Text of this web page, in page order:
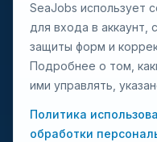
Enterprise(2)
Fairbanks-Morse(1)
Fiat (15)
General Motors
Для моряков
Поиск вакансий
Просмотр компаний
SeaJobs использует
для входа в аккаунт,
защиты форм и
Подробнее о том,
ими управлять,
Политика
обработки